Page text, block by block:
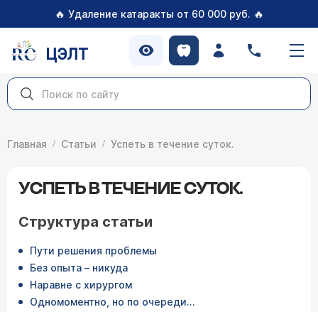
🔥 Удаление катаракты от 60 000 руб. 🔥
ЦЭЛТ
Главная Статьи Успеть в течение суток.
УСПЕТЬ В ТЕЧЕНИЕ СУТОК.
Структура статьи
Пути решения проблемы
Без опыта – никуда
Наравне с хирургом
Одномоментно, но по очереди…